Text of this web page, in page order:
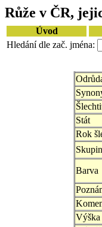
Růže v ČR,
Úvod
Hledání dle zač. jména:
Stát
Rok
Barva